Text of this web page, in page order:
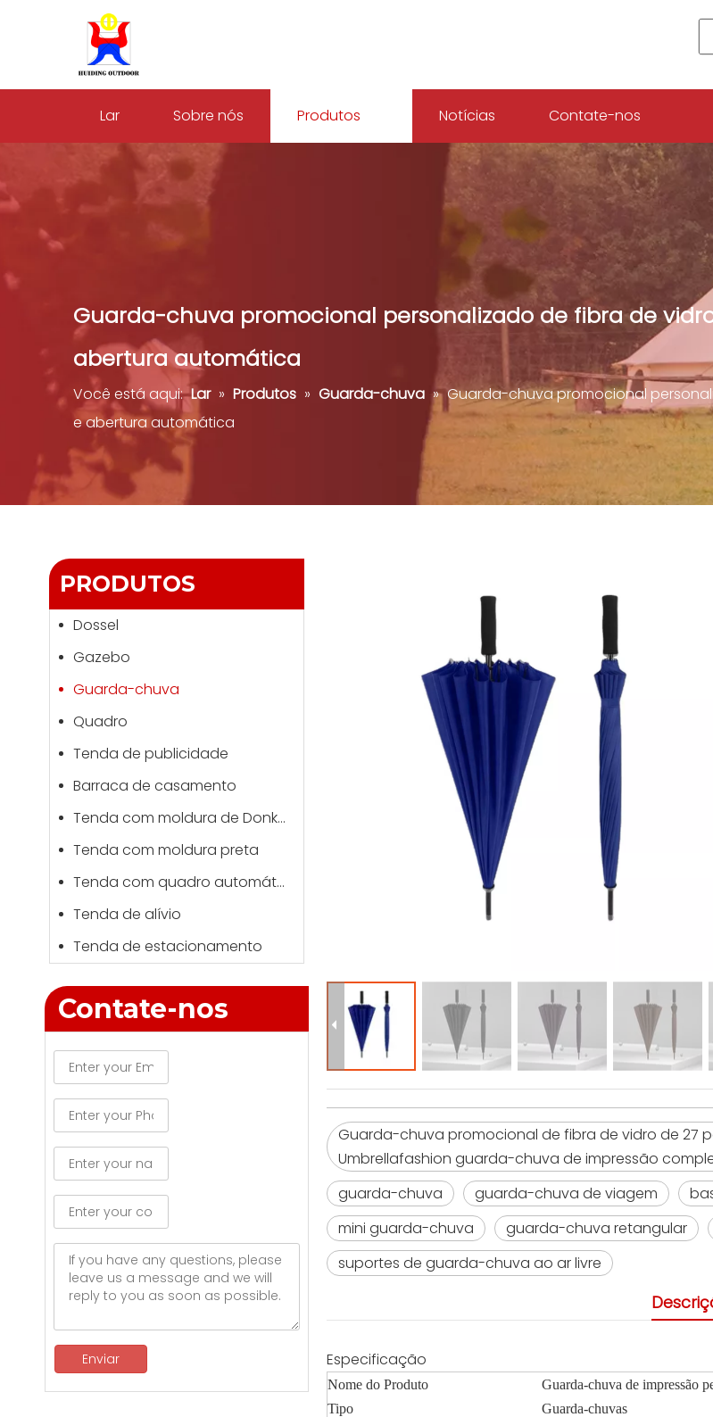
Lar Sobre nós Produtos Notícias Contate-nos
Guarda-chuva promocional personalizado de fibra de
abertura automática
Você está aqui: Lar » Produtos » Guarda-chuva » Guarda-chuva promocional
e abertura automática
PRODUTOS
Dossel
Gazebo
Guarda-chuva
Quadro
Tenda de publicidade
Barraca de casamento
Tenda com moldura de Donkey Kong
Tenda com moldura preta
Tenda com quadro automático
Tenda de alívio
Tenda de estacionamento
Contate-nos
Enviar
Guarda-chuva promocional de fibra de vidro de 27
Umbrellafashion guarda-chuva de impressão
guarda-chuva
guarda-chuva de viagem
mini guarda-chuva
guarda-chuva retangular
suportes de guarda-chuva ao ar livre
Especificação
Nome do Produto
Guarda-chuva de impressão
Tipo
Guarda-chuvas